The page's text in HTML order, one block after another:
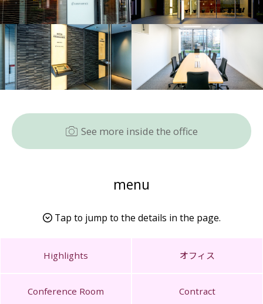
See more inside the office
menu
Tap to jump to the details in the page.
Highlights オフィス
Conference Room Contract